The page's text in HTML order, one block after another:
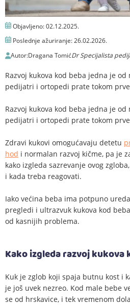
Objavljeno:02.12.2025.
Poslednje ažuriranje:26.02.2026.
Autor:Dragana TomićDr Specijalista
Razvoj kukova kod beba jedna je
pedijatri i ortopedi prate tokom
Razvoj kukova kod beba jedna je
pedijatri i ortopedi prate tokom
Zdravi kukovi omogućavaju detetu
hod i normalan razvoj kičme, pa je
kako izgleda sazrevanje ovog
i kada treba reagovati.
Iako većina beba ima potpuno
pregledi i ultrazvuk kukova kod
od kasnijih problema.
Kako izgleda razvoj kukova
Kuk je zglob koji spaja butnu kost i
je još uvek nezreo. Kod male bebe
se od hrskavice, i tek vremenom